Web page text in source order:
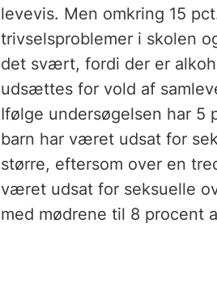
levevis. Men omkring 15
trivselsproblemer i skolen
det svært, fordi der er
udsættes for vold af
Ifølge undersøgelsen har 5
barn har været udsat for
større, eftersom over en
været udsat for seksuelle
med mødrene til 8 procent